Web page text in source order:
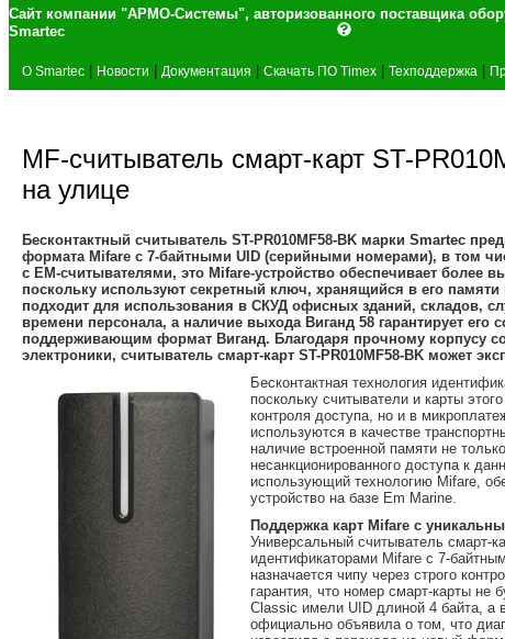
Сайт компании "АРМО-Системы", авторизованного поставщика
Smartec
О Smartec Новости Документация Скачать ПО Timex Техподдержка
MF-считыватель смарт-карт ST-
на улице
Бесконтактный считыватель ST-PR010MF58-BK марки Smartec
формата Mifare c 7-байтными UID (серийными номерами), в том
с EM-считывателями, это Mifare-устройство обеспечивает более
поскольку используют секретный ключ, хранящийся в его
подходит для использования в СКУД офисных зданий, складов,
времени персонала, а наличие выхода Виганд 58 гарантирует
поддерживающим формат Виганд. Благодаря прочному корпусу
электроники, считыватель смарт-карт ST-PR010MF58-BK может
Бесконтактная технология
поскольку считыватели и карты
контроля доступа, но и в
используются в качестве
наличие встроенной памяти не
несанкционированного доступа к
использующий технологию Mifare,
устройство на базе Em Marine.
Поддержка карт Mifare c
Универсальный считыватель смарт-
идентификаторами Mifare c 7-
назначается чипу через строго
гарантия, что номер смарт-карты
Classic имели UID длиной 4 байта, а
официально объявила о том, что